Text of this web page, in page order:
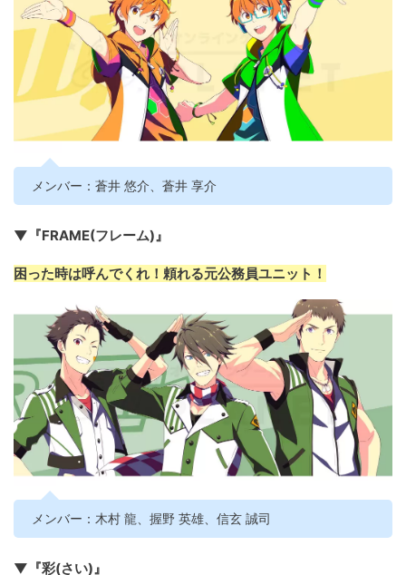
メンバー：蒼井 悠介、蒼井 享介
▼『FRAME(フレーム)』
困った時は呼んでくれ！頼れる元公務員ユニット！
メンバー：木村 龍、握野 英雄、信玄 誠司
▼『彩(さい)』